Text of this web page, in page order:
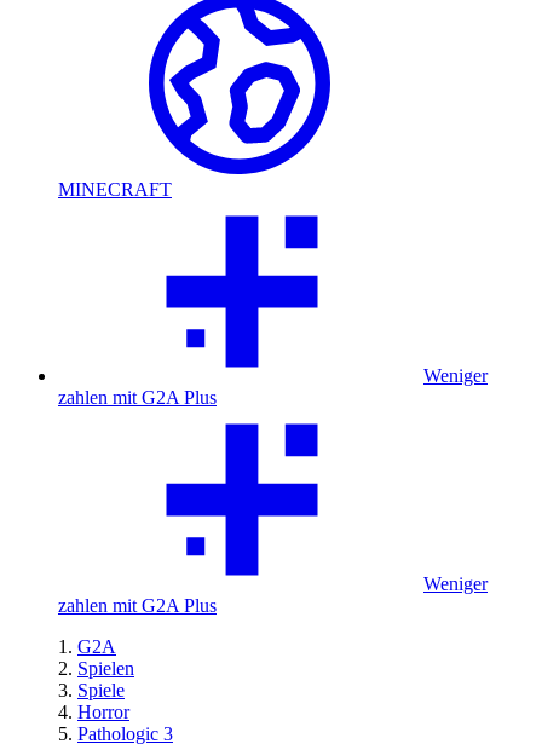
MINECRAFT
Weniger
zahlen mit G2A Plus
Weniger
zahlen mit G2A Plus
G2A
Spielen
Spiele
Horror
Pathologic 3